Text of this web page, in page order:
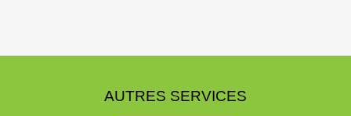
AUTRES SERVICES